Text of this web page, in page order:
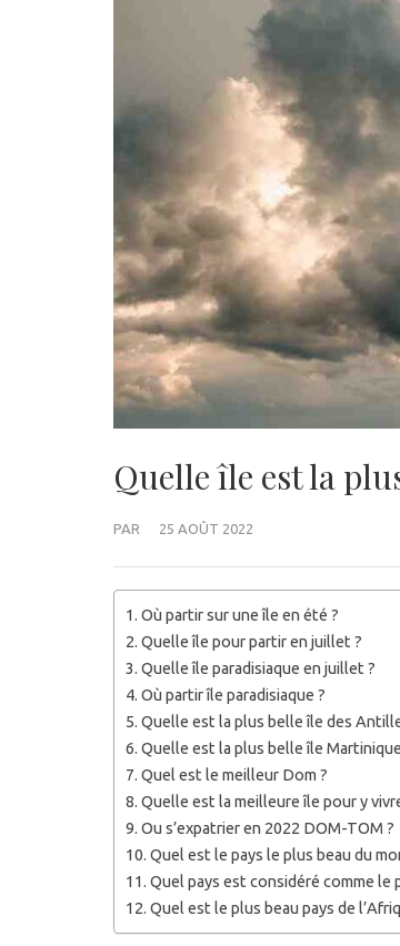
Quelle île est la
PAR 25 AOÛT 2022
Où partir sur une île en été ?
Quelle île pour partir en juillet ?
Quelle île paradisiaque en juillet ?
Où partir île paradisiaque ?
Quelle est la plus belle île des
Quelle est la plus belle île
Quel est le meilleur Dom ?
Quelle est la meilleure île pour y
Ou s’expatrier en 2022 DOM-TOM ?
Quel est le pays le plus beau du
Quel pays est considéré comme le
Quel est le plus beau pays de